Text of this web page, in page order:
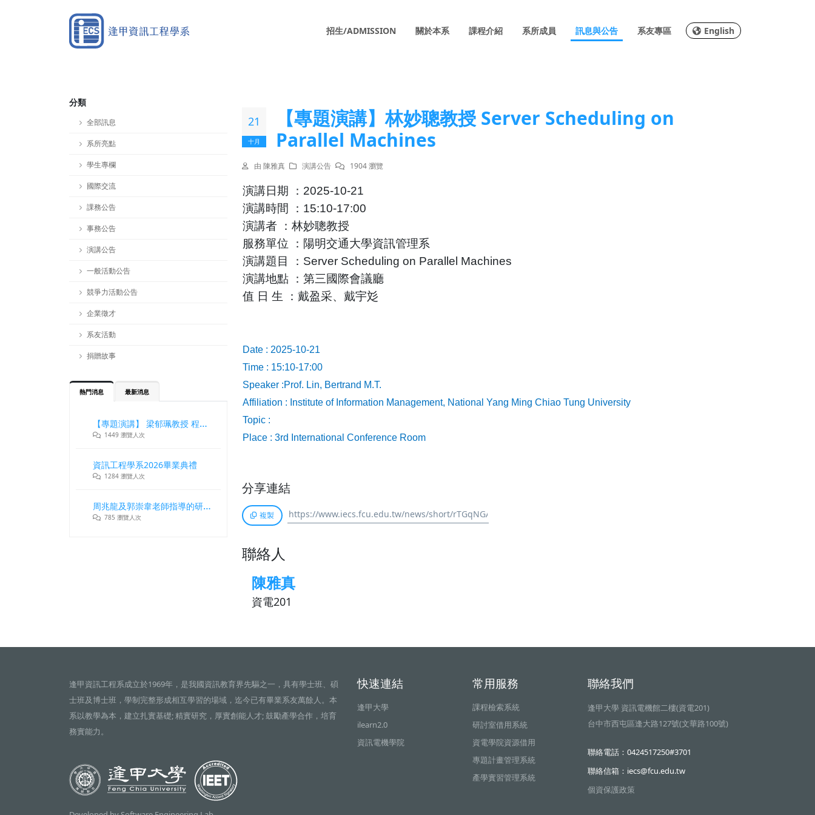
招生/ADMISSION 關於本系 課程介紹 系所成員 訊息與公告 系友專區 English
分類
全部訊息
系所亮點
學生專欄
國際交流
課務公告
事務公告
演講公告
一般活動公告
競爭力活動公告
企業徵才
系友活動
捐贈故事
熱門消息 最新消息
【專題演講】 梁郁珮教授 程式設計師在新世代記憶體與儲存系統中的角色與挑戰
1449 瀏覽人次
資訊工程學系2026畢業典禮
1284 瀏覽人次
周兆龍及郭崇韋老師指導的研究團隊獲DLT2026最佳論文獎
785 瀏覽人次
21
十月
【專題演講】林妙聰教授 Server Scheduling on
Parallel Machines
由 陳雅真 演講公告 1904 瀏覽
演講日期 ： 2025-10-21
演講時間
： 15:10-17:00
演講者
：林妙聰教授
服務單位
：陽明交通大學資訊管理系
演講題目
：Server Scheduling on Parallel Machines
演講地點
：第三國際會議廳
值 日 生 ：戴盈采、戴宇彣
Date : 2025-10-21
Time : 15:10-17:00
Speaker :Prof. Lin, Bertrand M.T.
Affiliation : Institute of Information Management, National Yang Ming Chiao Tung University
Topic :
Place : 3rd International Conference Room
分享連結
複製
聯絡人
陳雅真
資電201
逢甲資訊工程系成立於1969年，是我國資訊教育界先驅之一，具有學士班、碩
士班及博士班，學制完整形成相互學習的場域，迄今已有畢業系友萬餘人。本
系以教學為本，建立扎實基礎; 精實研究，厚實創能人才; 鼓勵產學合作，培育
務實能力。
快速連結
逢甲大學
ilearn2.0
資訊電機學院
常用服務
課程檢索系統
研討室借用系統
資電學院資源借用
專題計畫管理系統
產學實習管理系統
聯絡我們
逢甲大學 資訊電機館二樓(資電201)
台中市西屯區逢大路127號(文華路100號)
聯絡電話：0424517250#3701
聯絡信箱：iecs@fcu.edu.tw
個資保護政策